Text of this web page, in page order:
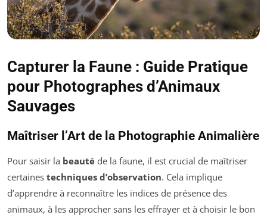
Capturer la Faune : Guide Pratique
pour Photographes d’Animaux
Sauvages
Maîtriser l’Art de la Photographie Animalière
Pour saisir la beauté de la faune, il est crucial de maîtriser
certaines techniques d’observation. Cela implique
d’apprendre à reconnaître les indices de présence des
animaux, à les approcher sans les effrayer et à choisir le bon